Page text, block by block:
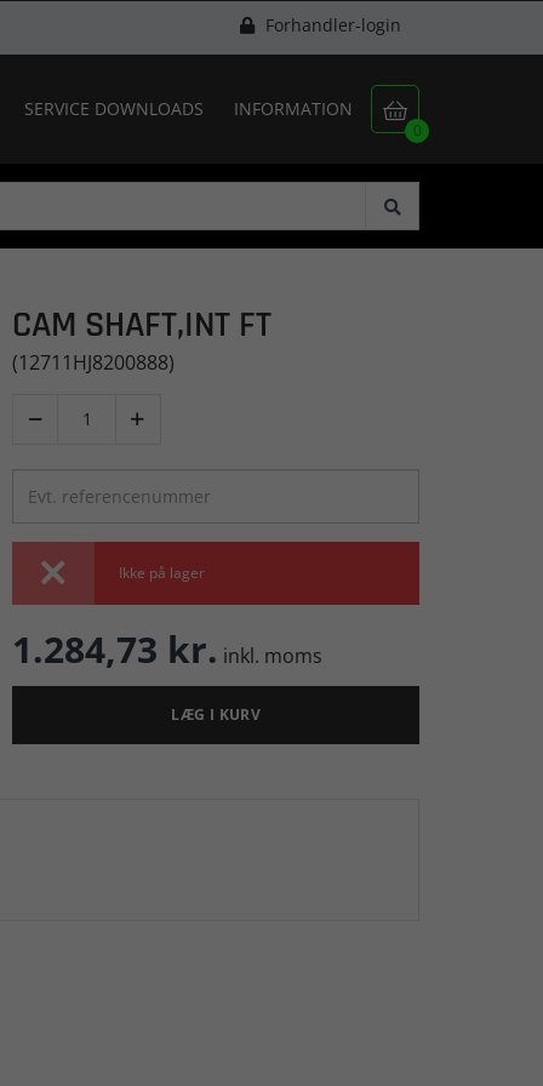
Forhandler-login

0
SERVICE DOWNLOADS INFORMATION
CAM SHAFT,INT FT
(12711HJ8200888)
 
 Ikke på lager
1.284,73 kr. inkl. moms
LÆG I KURV